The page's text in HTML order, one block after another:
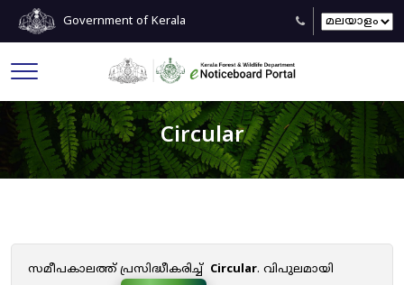
Government of Kerala
Circular
സമീപകാലത്ത് പ്രസിദ്ധീകരിച്ച് Circular. വിപുലമായി